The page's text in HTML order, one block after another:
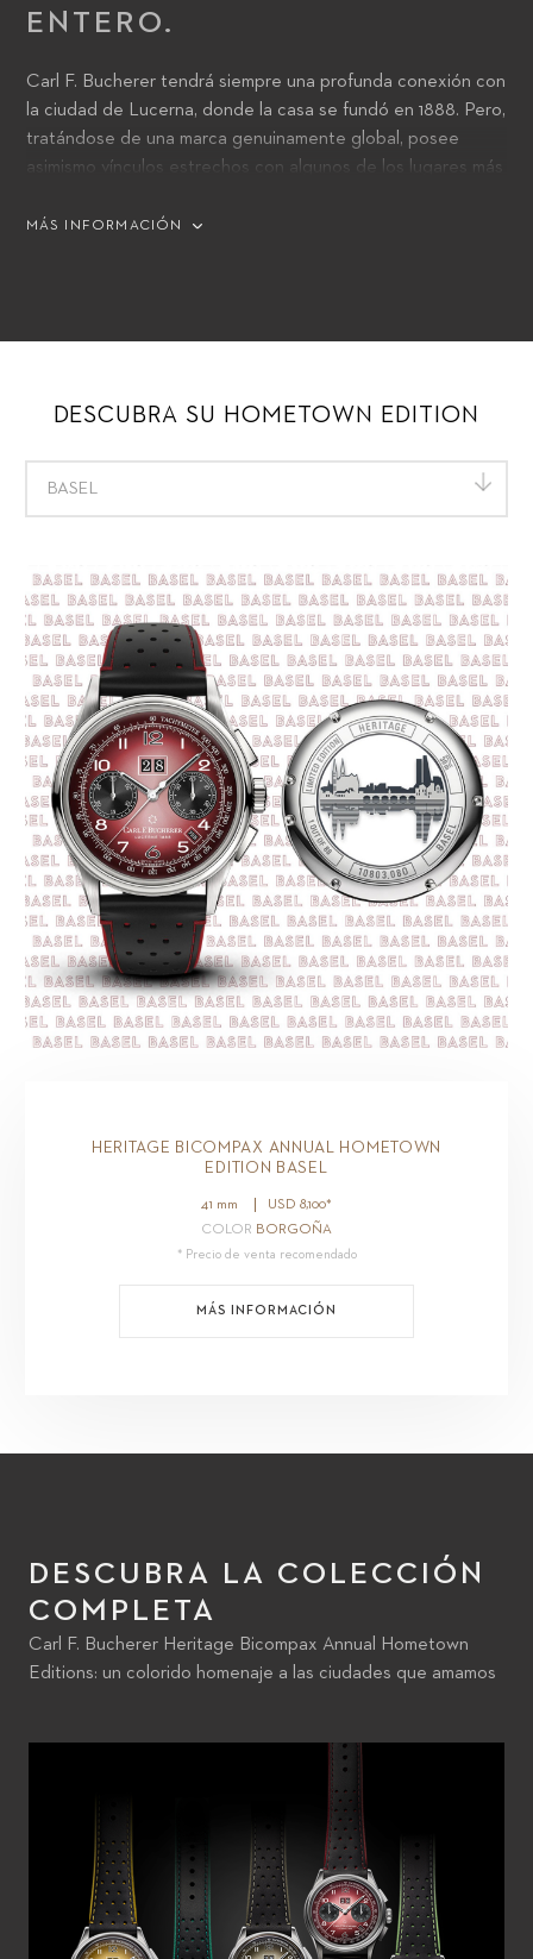
ENTERO.
Carl F. Bucherer tendrá siempre una profunda conexión con
la ciudad de Lucerna, donde la casa se fundó en 1888. Pero,
tratándose de una marca genuinamente global, posee
asimismo vínculos estrechos con algunos de los lugares más
BiCompax Annual Hometown quiere homenajear a Lucerna
MÁS INFORMACIÓN
DESCUBRA SU HOMETOWN EDITION
BASEL
HERITAGE BICOMPAX ANNUAL HOMETOWN
EDITION BASEL
41 mm USD 8,100*
COLOR BORGOÑA
* Precio de venta recomendado
MÁS INFORMACIÓN
DESCUBRA LA COLECCIÓN
COMPLETA
Carl F. Bucherer Heritage Bicompax Annual Hometown
Editions: un colorido homenaje a las ciudades que amamos